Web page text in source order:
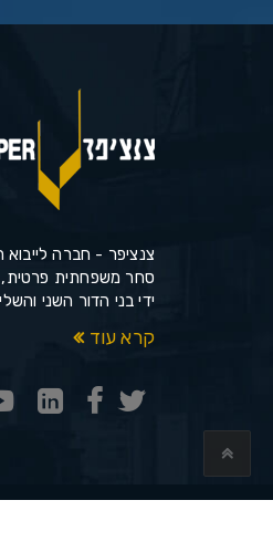
צנציפר - חברה
סחר משפחתית פרטית,
ידי בני הדור השני
קרא עוד